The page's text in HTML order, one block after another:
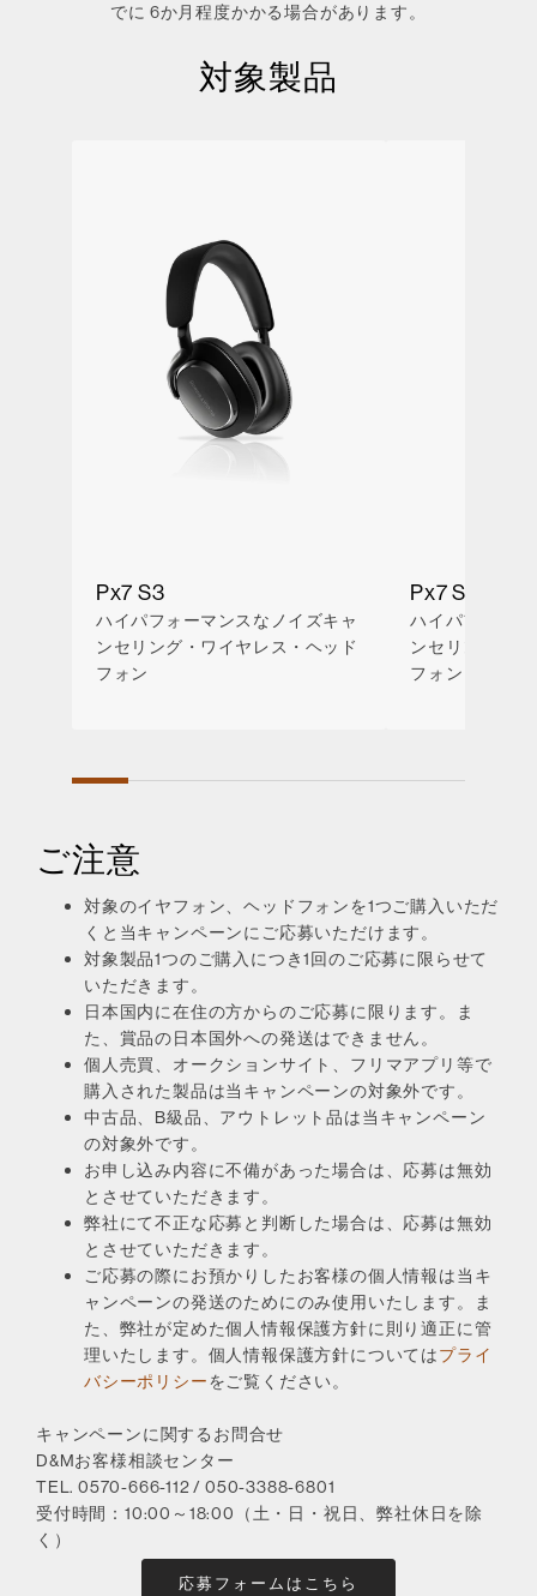
でに 6か月程度かかる場合があります。
対象製品
Px7 S3
ハイパフォーマンスなノイズキャ
ンセリング・ワイヤレス・ヘッド
フォン
Px7 S3
ハイパフォー
ンセリング・
フォン
ご注意
対象のイヤフォン、ヘッドフォンを1つご購入いただ
くと当キャンペーンにご応募いただけます。
対象製品1つのご購入につき1回のご応募に限らせて
いただきます。
日本国内に在住の方からのご応募に限ります。ま
た、賞品の日本国外への発送はできません。
個人売買、オークションサイト、フリマアプリ等で
購入された製品は当キャンペーンの対象外です。
中古品、B級品、アウトレット品は当キャンペーン
の対象外です。
お申し込み内容に不備があった場合は、応募は無効
とさせていただきます。
弊社にて不正な応募と判断した場合は、応募は無効
とさせていただきます。
ご応募の際にお預かりしたお客様の個人情報は当キ
ャンペーンの発送のためにのみ使用いたします。ま
た、弊社が定めた個人情報保護方針に則り適正に管
理いたします。個人情報保護方針についてはプライ
バシーポリシーをご覧ください。
キャンペーンに関するお問合せ
D&Mお客様相談センター
TEL. 0570-666-112 / 050-3388-6801
受付時間：10:00～18:00（土・日・祝日、弊社休日を除
く）
応募フォームはこちら